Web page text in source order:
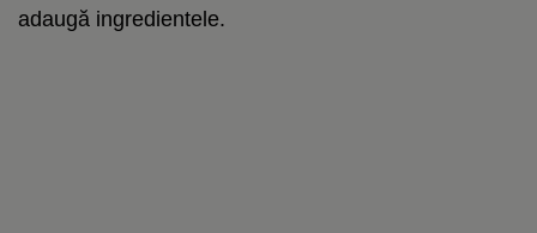
adaugă ingredientele.